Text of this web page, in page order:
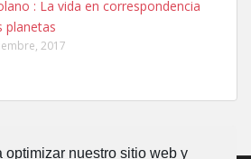
optimizar nuestro sitio web y
mi perrita ya que por temas de trabajo
r...
: La vida en correspondencia
planetas
2017